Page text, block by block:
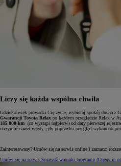
Liczy się każda wspólna chwila
Gdziekolwiek prowadzi Cię życie, wybieraj spokój ducha z
Gwarancji Toyota Relax po każdym przeglądzie Relax w
185 000 km (co wystąpi najpierw) od daty pierwszej
otrzymać nawet wtedy, gdy poprzedni przegląd wykonano
Zainteresowany? Umów się na serwis online i zaznacz:
Umów się na serwis Sprawdź warunki programu (Opens in